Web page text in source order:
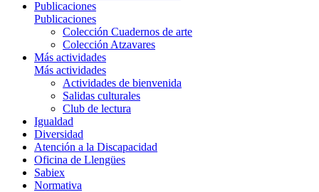
Publicaciones
Publicaciones
Colección Cuadernos de arte
Colección Atzavares
Más actividades
Más actividades
Actividades de bienvenida
Salidas culturales
Club de lectura
Igualdad
Diversidad
Atención a la Discapacidad
Oficina de Llengües
Sabiex
Normativa